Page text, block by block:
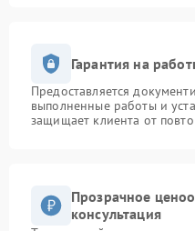
Гарантия на
Предоставляется
выполненные работы и
защищает клиента от
Прозрачное
консультация